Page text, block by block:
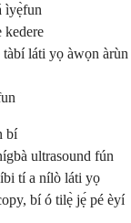
ìyẹ̀fun
kedere
láti yọ àwọn àrùn
bí
ultrasound fún
tí a nílò láti yọ
bí ó tilẹ̀ jẹ́ pé èyí